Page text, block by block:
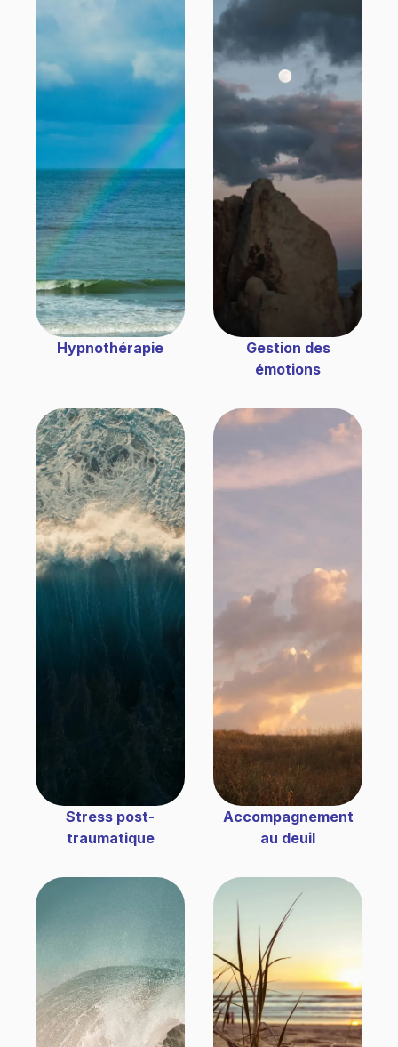
Hypnothérapie
Gestion des
émotions
Stress post-
traumatique
Accompagnement
au deuil